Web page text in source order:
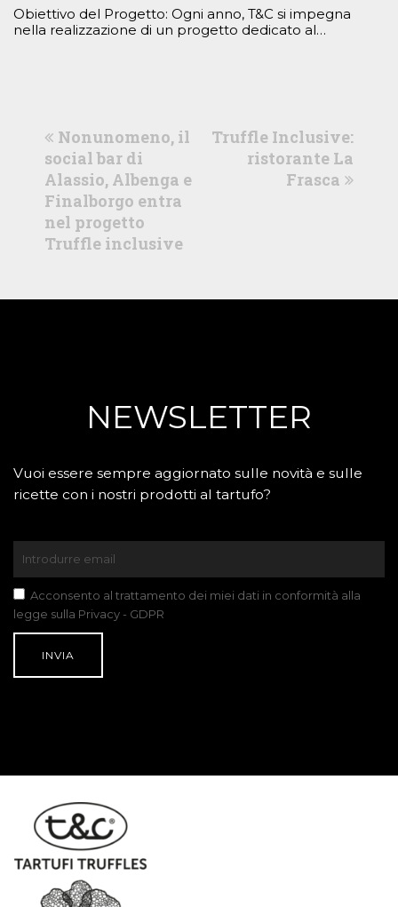
Obiettivo del Progetto: Ogni anno, T&C si impegna
nella realizzazione di un progetto dedicato al…
previous
post:
Nonunomeno, il
social bar di
Alassio, Albenga e
Finalborgo entra
nel progetto
Truffle inclusive
next
post:
Truffle Inclusive:
ristorante La
Frasca
NEWSLETTER
Vuoi essere sempre aggiornato sulle novità e sulle
ricette con i nostri prodotti al tartufo?
Acconsento al trattamento dei miei dati in conformità alla
legge sulla Privacy - GDPR